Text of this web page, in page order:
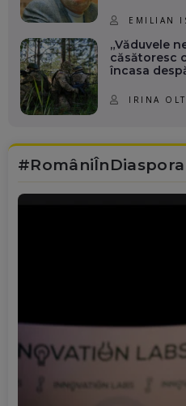
EMILIAN
„Văduvele
căsătoresc
încasa
IRINA
#RomâniÎnDiaspora